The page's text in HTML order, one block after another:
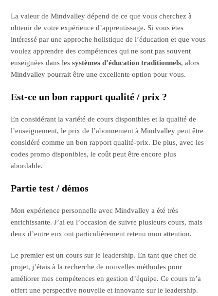
La valeur de Mindvalley dépend de ce que vous cherchez à
obtenir de votre expérience d’apprentissage. Si vous êtes
intéressé par une approche holistique de l’éducation et que vous
voulez apprendre des compétences qui ne sont pas souvent
enseignées dans lessystèmes d’éducation traditionnels, alors
Mindvalley pourrait être une excellente option pour vous.
Est-ce un bon rapport qualité / prix ?
En considérant la variété de cours disponibles et la qualité de
l’enseignement, le prix de l’abonnement à Mindvalley peut être
considéré comme un bon rapport qualité-prix. De plus, avec les
codes promo disponibles, le coût peut être encore plus
abordable.
Partie test / démos
Mon expérience personnelle avec Mindvalley a été très
enrichissante. J’ai eu l’occasion de suivre plusieurs cours, mais
deux d’entre eux ont particulièrement retenu mon attention.
Le premier est un cours sur le leadership. En tant que chef de
projet, j’étais à la recherche de nouvelles méthodes pour
améliorer mes compétences en gestion d’équipe. Ce cours m’a
offert une perspective nouvelle et innovante sur le leadership.